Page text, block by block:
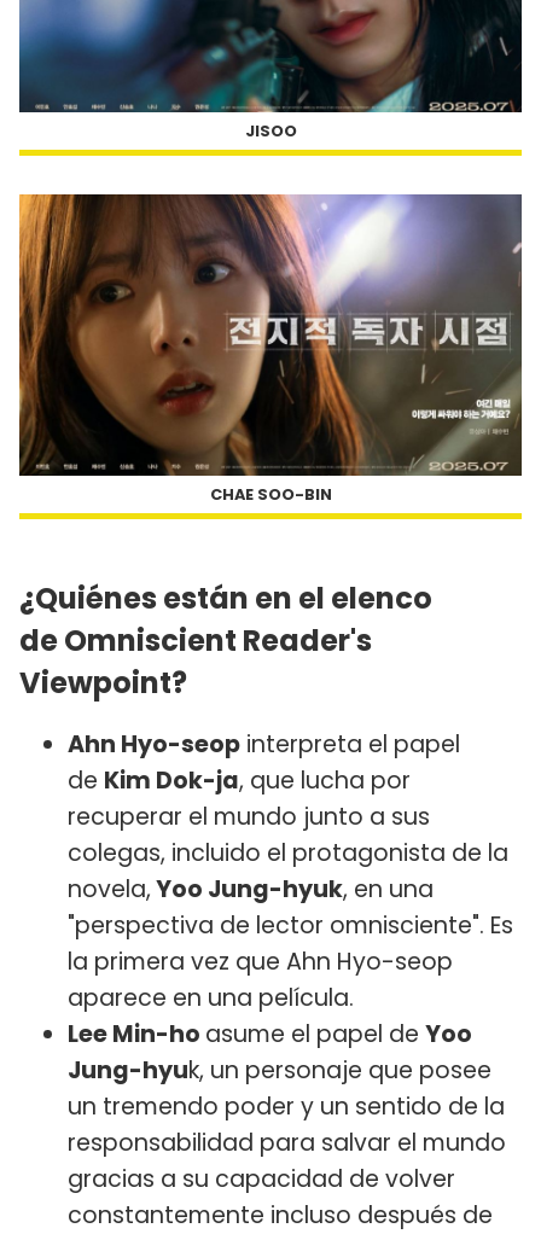
JISOO
CHAE SOO-BIN
¿Quiénes están en el elenco
de Omniscient Reader's
Viewpoint?
Ahn Hyo-seop interpreta el papel
de Kim Dok-ja, que lucha por
recuperar el mundo junto a sus
colegas, incluido el protagonista de la
novela,Yoo Jung-hyuk, en una
"perspectiva de lector omnisciente". Es
la primera vez que Ahn Hyo-seop
aparece en una película.
Lee Min-ho asume el papel de Yoo
Jung-hyuk, un personaje que posee
un tremendo poder y un sentido de la
responsabilidad para salvar el mundo
gracias a su capacidad de volver
constantemente incluso después de